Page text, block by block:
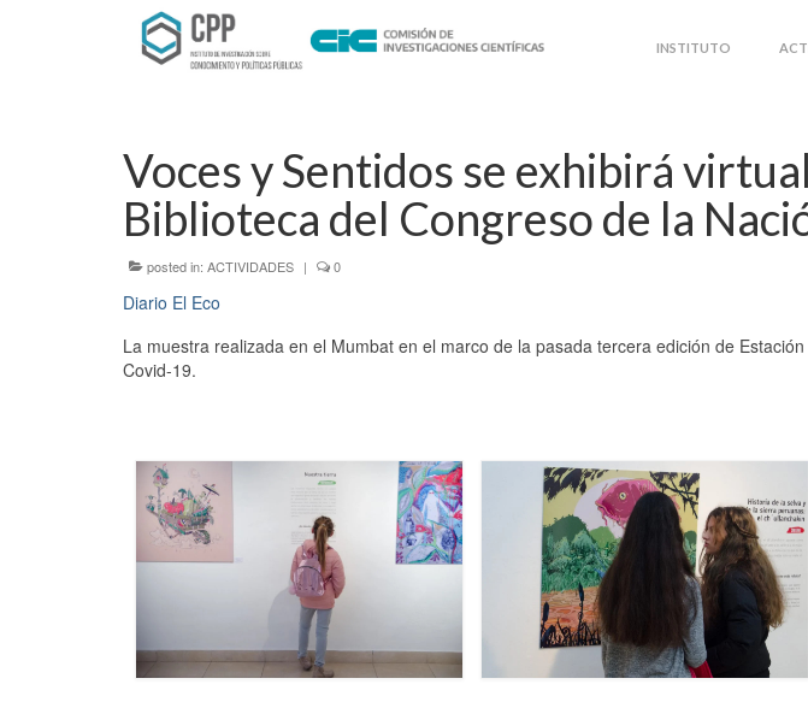
INSTITUTO
Voces y Sentidos se exhibirá
Biblioteca del Congreso de la
posted in: ACTIVIDADES | 0
Diario El Eco
La muestra realizada en el Mumbat en el marco de la pasada tercera edición de
Covid-19.